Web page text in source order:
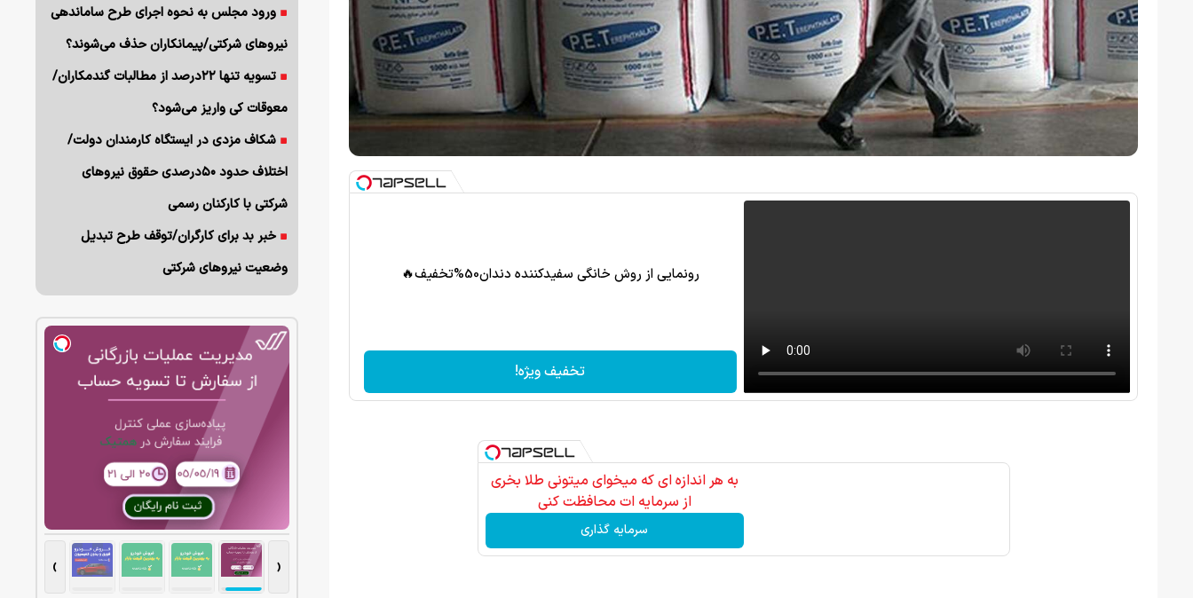
رونمایی از روش خانگی سفیدکننده دندان50%تخفیف🔥
تخفیف ویژه!
به هر اندازه ای که میخوای میتونی طلا بخری
از سرمایه ات محافظت کنی
سرمایه گذاری
ورود مجلس به نحوه اجرای طرح ساماندهی
نیروهای شرکتی/پیمانکاران حذف می‌شوند؟
تسویه تنها ۲۲درصد از مطالبات گندمکاران/
معوقات کی واریز می‌شود؟
شکاف مزدی در ایستگاه کارمندان دولت/
اختلاف حدود ۵۰درصدی حقوق نیروهای
شرکتی با کارکنان رسمی
خبر بد برای کارگران/توقف طرح تبدیل
وضعیت نیروهای شرکتی
‹
›